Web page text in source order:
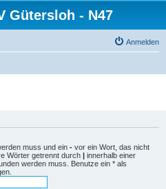
Gütersloh - N47
Anmelden
muss und ein - vor ein Wort, das nicht
Wörter getrennt durch | innerhalb einer
werden muss. Benutze ein * als